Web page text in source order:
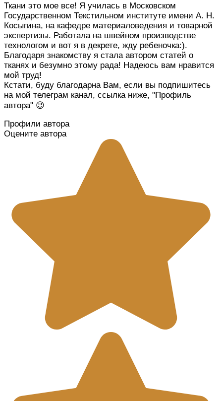
Ткани это мое все! Я училась в Московском
Государственном Текстильном институте имени А. Н.
Косыгина, на кафедре материаловедения и товарной
экспертизы. Работала на швейном производстве
технологом и вот я в декрете, жду ребеночка:).
Благодаря знакомству я стала автором статей о
тканях и безумно этому рада! Надеюсь вам нравится
мой труд!
Кстати, буду благодарна Вам, если вы подпишитесь
на мой телеграм канал, ссылка ниже, "Профиль
автора" 😉
Профили автора
Оцените автора